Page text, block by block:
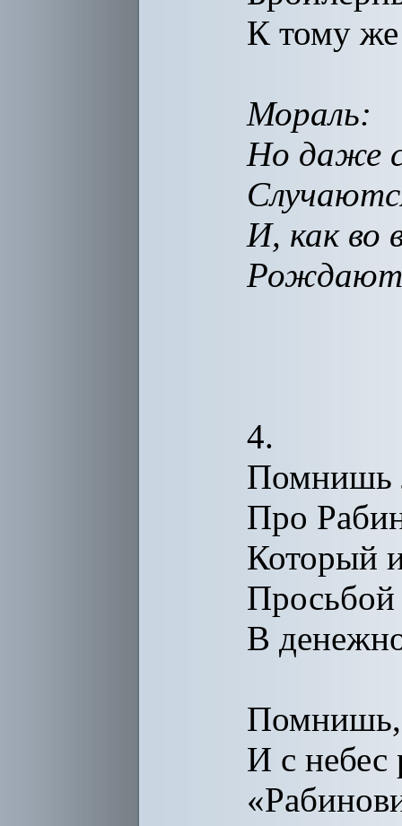
К тому же
Мораль:
Но даже
И, как во
4.
Помнишь
Про
Который
В
Помнишь,
И с небес